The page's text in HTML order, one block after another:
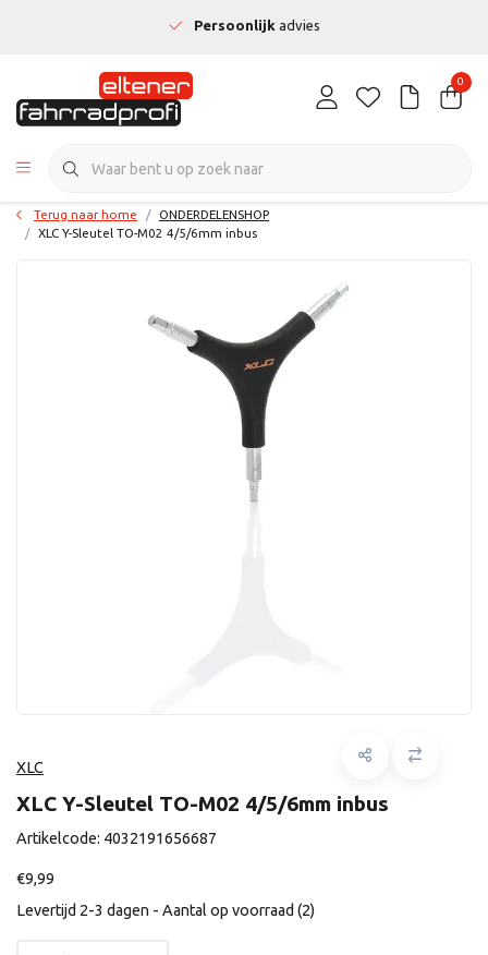
Persoonlijkadvies
0
Terug naar home
ONDERDELENSHOP
XLC Y-Sleutel TO-M02 4/5/6mm inbus
XLC
XLC Y-Sleutel TO-M02 4/5/6mm inbus
Artikelcode: 4032191656687
€9,99
Levertijd 2-3 dagen - Aantal op voorraad (2)